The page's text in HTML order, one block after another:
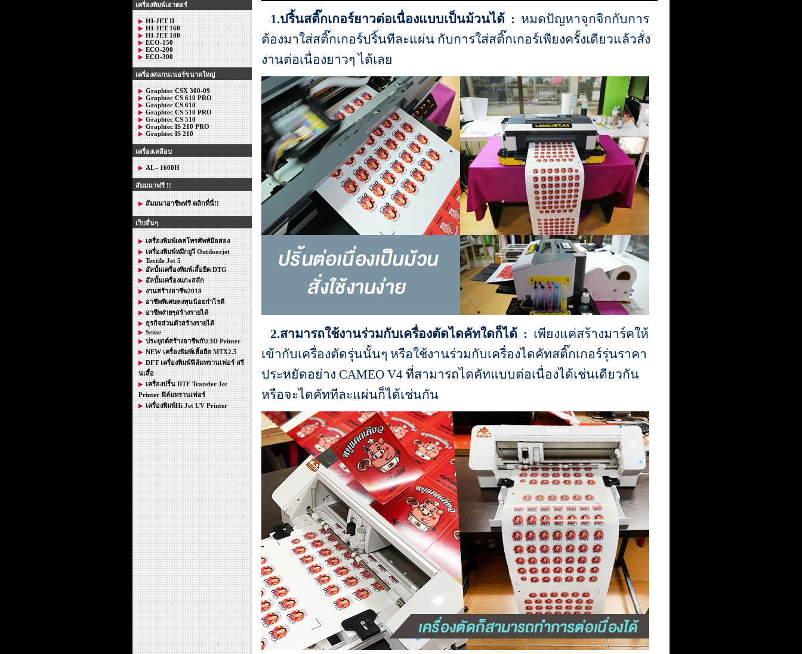
เครื่องพิมพ์เอาดอร์
HI-JET II
HI-JET 160
HI-JET 180
ECO-150
ECO-200
ECO-300
เครื่องสแกนเนอร์ขนาดใหญ่
Graphtec CSX 300-09
Graphtec CS 610 PRO
Graphtec CS 610
Graphtec CS 510 PRO
Graphtec CS 510
Graphtec IS 210 PRO
Graphtec IS 210
เครื่องเคลือบ
AL - 1600H
สัมมนาฟรี !!
สัมมนาอาชีพฟรี คลิกที่นี่!!
เว็บอื่นๆ
เครื่องพิมพ์เคสโทรศัพท์มือสอง
เครื่องพิมพ์หมึกยูวี Outdoorjet
Textile Jet 5
อัลบั้มเครื่องพิมพ์เสื้อยืด DTG
อัลบั้มเครื่องแกะสลัก
งานสร้างอาชีพ2018
อาชีพพิเศษลงทุนน้อยกำไรดี
อาชีพง่ายๆสร้างรายได้
ธุรกิจส่วนตัวสร้างรายได้
Sense
ประยุกต์สร้างอาชีพกับ 3D Printer
NEW เครื่องพิมพ์เสื้อยืด MTX2.5
DFT เครื่องพิมพ์ฟิล์มทรานเฟอร์ สรี
นเสื้อ
เครื่องปริ้น DTF Transfer Jet
Printer ฟิล์มทรานเฟอร์
เครื่องพิมพ์Hi Jet UV Printer
1.ปริ้นสติ๊กเกอร์ยาวต่อเนื่องแบบเป็นม้วนได้ : หมดปัญหาจุกจิกกับการ
ต้องมาใส่สติ๊กเกอร์ปริ้นทีละแผ่น กับการใส่สติ๊กเกอร์เพียงครั้งเดียวแล้วสั่ง
งานต่อเนื่องยาวๆ ได้เลย
2.สามารถใช้งานร่วมกับเครื่องตัดไดคัทใดก็ได้ : เพียงแค่สร้างมาร์คให้
เข้ากับเครื่องตัดรุ่นนั้นๆ หรือใช้งานร่วมกับเครื่องไดคัทสติ๊กเกอร์รุ่นราคา
ประหยัดอย่าง CAMEO V4 ที่สามารถไดคัทแบบต่อเนื่องได้เช่นเดียวกัน
หรือจะไดคัททีละแผ่นก็ได้เช่นกัน